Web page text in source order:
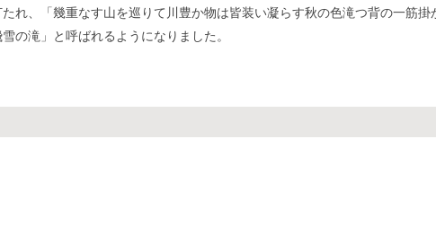
れ、「幾重なす山を巡りて川豊か物は皆装い凝らす秋の色滝つ背の一筋掛
の滝」と呼ばれるようになりました。